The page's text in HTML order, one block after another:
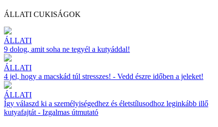
ÁLLATI CUKISÁGOK
ÁLLATI
9 dolog, amit soha ne tegyél a kutyáddal!
ÁLLATI
4 jel, hogy a macskád túl stresszes! - Vedd észre időben a jeleket!
ÁLLATI
Így válaszd ki a személyiségedhez és életstílusodhoz leginkább illő
kutyafajtát - Izgalmas útmutató